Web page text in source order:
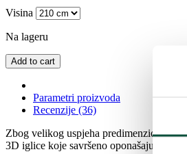
Visina
Na lageru
Add to cart
Parametri proizvoda
Recenzije (36)
Zbog velikog uspjeha
3D iglice koje savršeno oponašaju žive